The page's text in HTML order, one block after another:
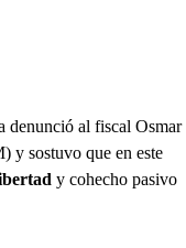
denunció al fiscal Osmar
y sostuvo que en este
y cohecho pasivo